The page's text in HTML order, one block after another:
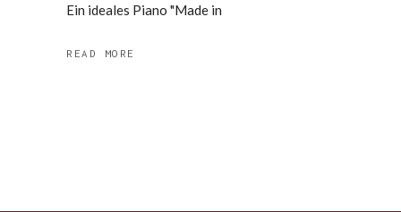
Ein ideales Piano "Made in
READ MORE